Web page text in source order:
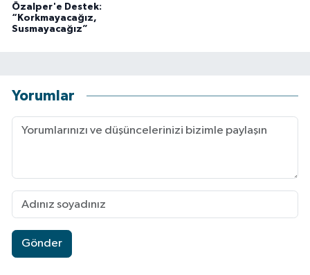
Özalper'e Destek:
“Korkmayacağız,
Susmayacağız”
Yorumlar
Gönder